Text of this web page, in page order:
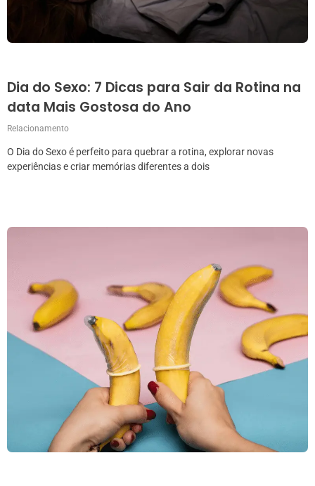
Dia do Sexo: 7 Dicas para Sair da Rotina na
data Mais Gostosa do Ano
Relacionamento
O Dia do Sexo é perfeito para quebrar a rotina, explorar novas
experiências e criar memórias diferentes a dois